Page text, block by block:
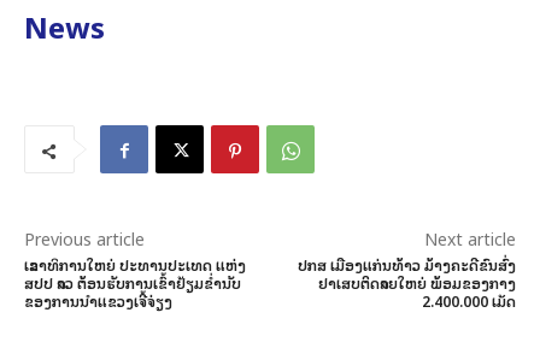
News
Previous article
ເລຂາທິການໃຫຍ່ ປະທານປະເທດ ແຫ່ງ
ສປປ ລາວ ຕ້ອນຮັບການເຂົ້າຢ້ຽມຂໍ່ານັບ
ຂອງການນໍາແຂວງເຈີ້ຈ່ຽງ
Next article
ປກສ ເມືອງແກ່ນທ້າວ ມ້າງຄະດີຂົນສົ່ງ
ຢາເສບຕິດລາຍໃຫຍ່ ພ້ອມຂອງກາງ
2.400.000 ເມັດ